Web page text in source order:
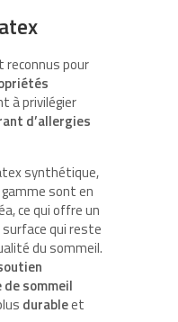
reconnus pour
à privilégier
d’allergies
synthétique,
sont en
ce qui offre un
qui reste
du sommeil.
sommeil
durableet